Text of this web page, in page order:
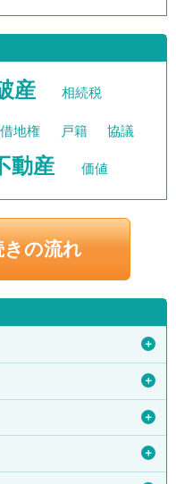
産 相続税
借地権 戸籍 協議
動産 価値
きの流れ
＋
＋
＋
＋